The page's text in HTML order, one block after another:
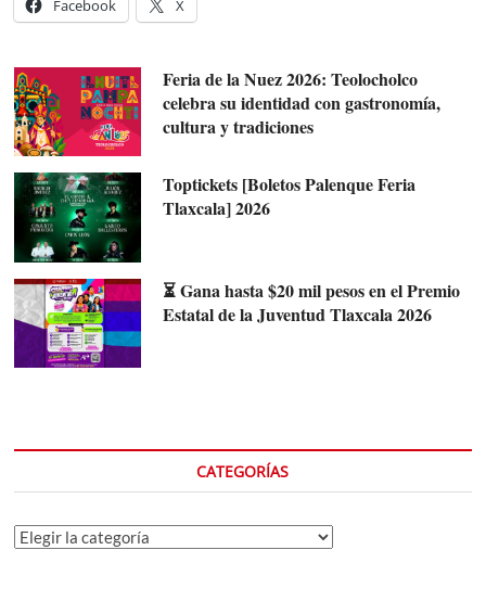
Facebook X
Feria de la Nuez 2026: Teolocholco
celebra su identidad con gastronomía,
cultura y tradiciones
Toptickets [Boletos Palenque Feria
Tlaxcala] 2026
⏳ Gana hasta $20 mil pesos en el Premio
Estatal de la Juventud Tlaxcala 2026
CATEGORÍAS
Categorías